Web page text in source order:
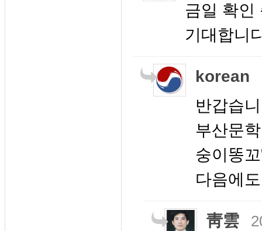
금일 확인
기대합니
korean
반갑습
부산문
숭이똥
다음에
靑雲